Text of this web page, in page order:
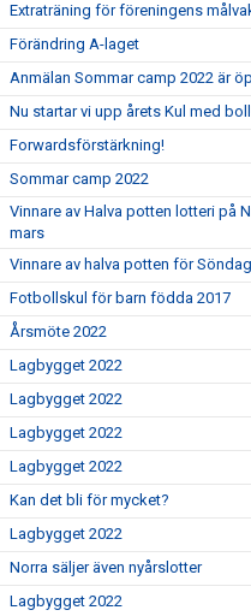
Extraträning för föreningens
Förändring A-laget
Anmälan Sommar camp 2022 är
Nu startar vi upp årets Kul med
Forwardsförstärkning!
Sommar camp 2022
Vinnare av Halva potten lotteri på
mars
Vinnare av halva potten för
Fotbollskul för barn födda 2017
Årsmöte 2022
Lagbygget 2022
Lagbygget 2022
Lagbygget 2022
Lagbygget 2022
Kan det bli för mycket?
Lagbygget 2022
Norra säljer även nyårslotter
Lagbygget 2022